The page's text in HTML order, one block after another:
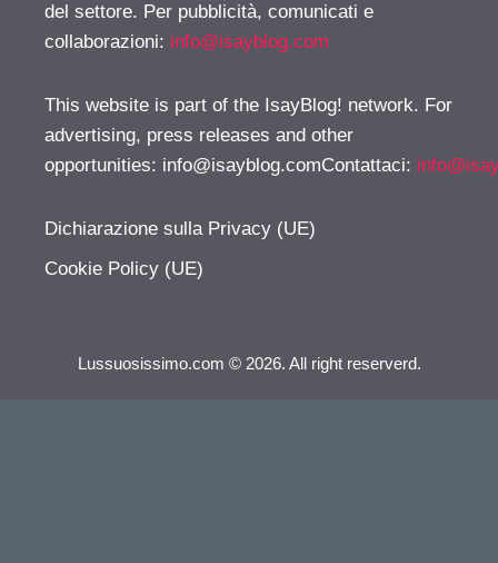
del settore. Per pubblicità, comunicati e
collaborazioni: info@isayblog.com
This website is part of the IsayBlog! network. For
advertising, press releases and other
opportunities: info@isayblog.comContattaci:
Dichiarazione sulla Privacy (UE)
Cookie Policy (UE)
Lussuosissimo.com © 2026. All right reserverd.